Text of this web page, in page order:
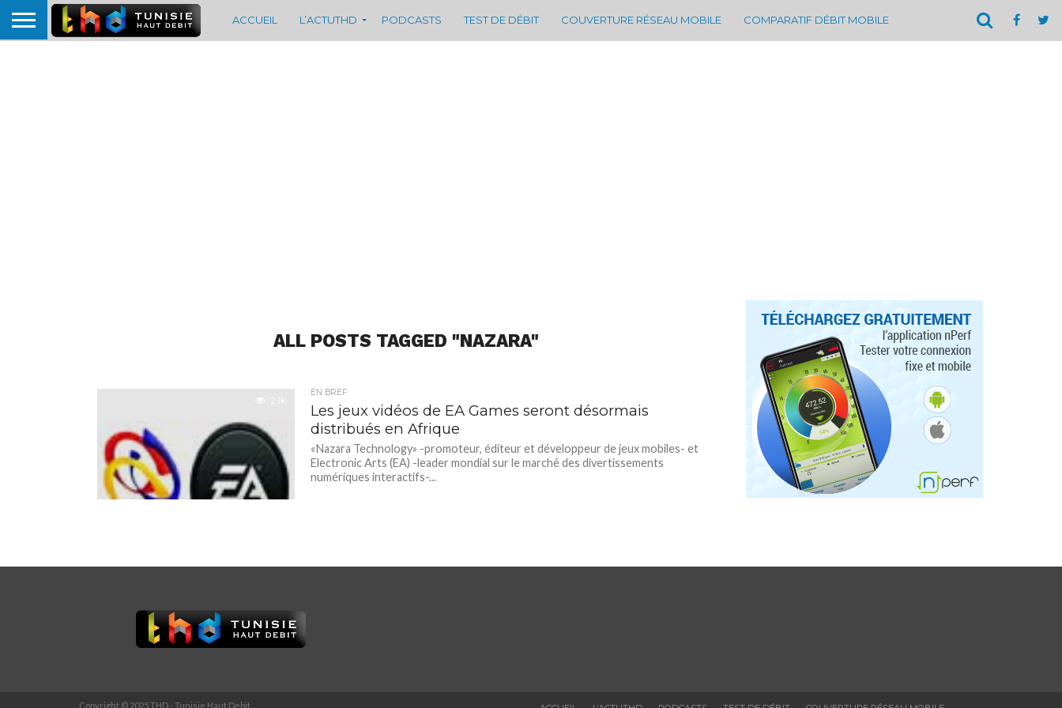
ACCUEIL L’ACTUTHD PODCASTS TEST DE DÉBIT COUVERTURE RÉSEAU MOBILE COMPARATIF DÉBIT MOBILE
ALL POSTS TAGGED "NAZARA"
2.1K
EN BREF
Les jeux vidéos de EA Games seront désormais
distribués en Afrique
«Nazara Technology» -promoteur, éditeur et développeur de jeux mobiles- et
Electronic Arts (EA) -leader mondial sur le marché des divertissements
numériques interactifs-...
Copyright © 2025 THD - Tunisie Haut Debit.